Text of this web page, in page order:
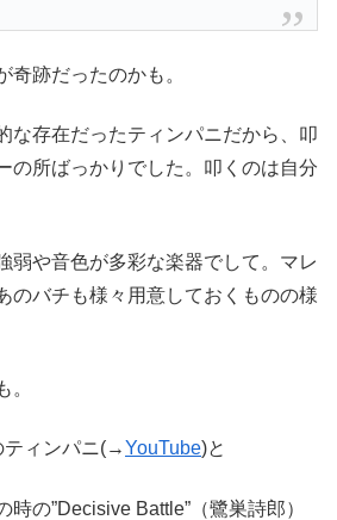
奇跡だったのかも。
な存在だったティンパニだから、叩
の所ばっかりでした。叩くのは自分
弱や音色が多彩な楽器でして。マレ
のバチも様々用意しておくものの様
。
ティンパニ(→YouTube)と
の”Decisive Battle”（鷺巣詩郎）